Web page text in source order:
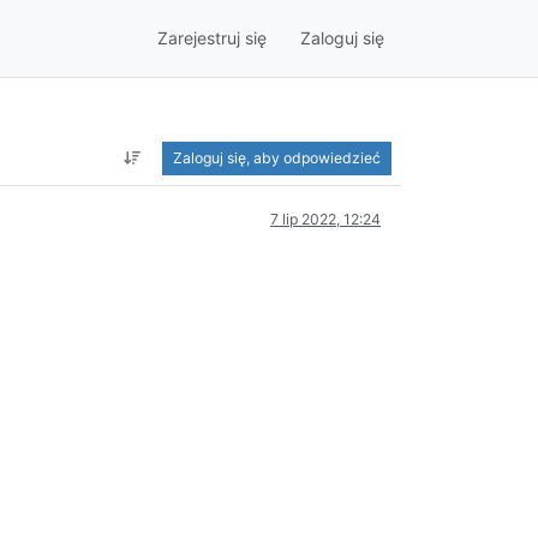
Zarejestruj się Zaloguj się
Zaloguj się, aby odpowiedzieć
7 lip 2022, 12:24